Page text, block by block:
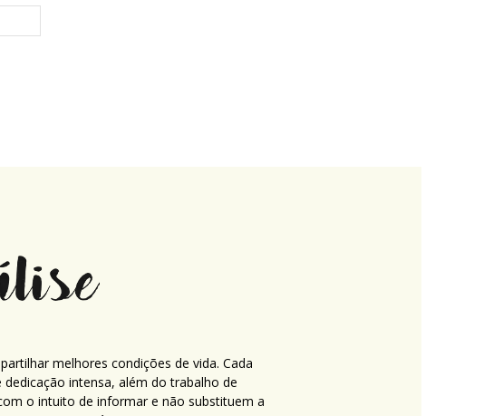
melhores condições de vida. Cada
intensa, além do trabalho de
o intuito de informar e não substituem a